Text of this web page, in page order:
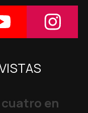
cuatro en